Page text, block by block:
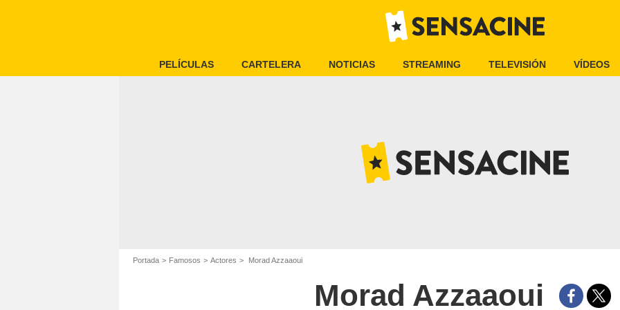
PELÍCULAS CARTELERA NOTICIAS STREAMING TELEVISIÓN VÍDEOS
Portada Famosos Actores Morad Azzaaoui
Morad Azzaaoui